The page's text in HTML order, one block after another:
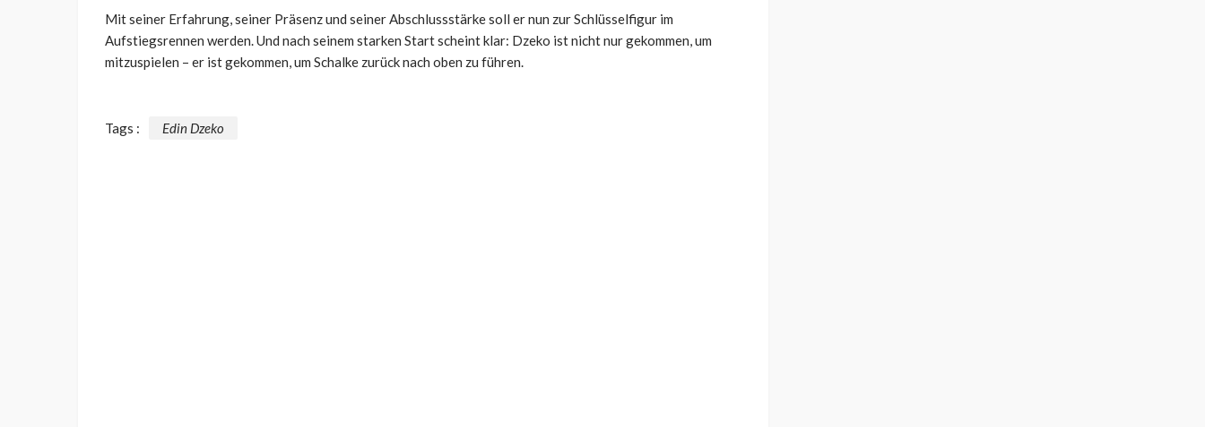
Mit seiner Erfahrung, seiner Präsenz und seiner Abschlussstärke soll er nun zur Schlüsselfigur im
Aufstiegsrennen werden. Und nach seinem starken Start scheint klar: Dzeko ist nicht nur gekommen, um
mitzuspielen – er ist gekommen, um Schalke zurück nach oben zu führen.
Tags : Edin Dzeko